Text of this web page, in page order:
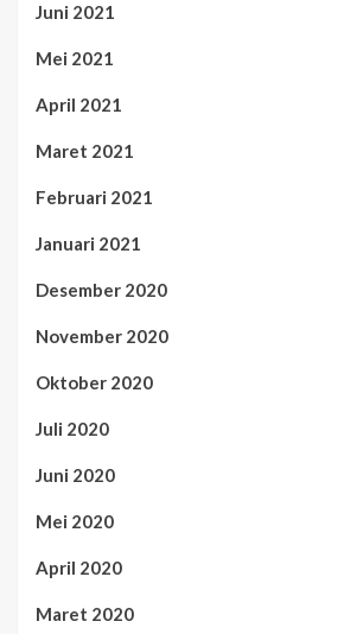
Juni 2021
Mei 2021
April 2021
Maret 2021
Februari 2021
Januari 2021
Desember 2020
November 2020
Oktober 2020
Juli 2020
Juni 2020
Mei 2020
April 2020
Maret 2020